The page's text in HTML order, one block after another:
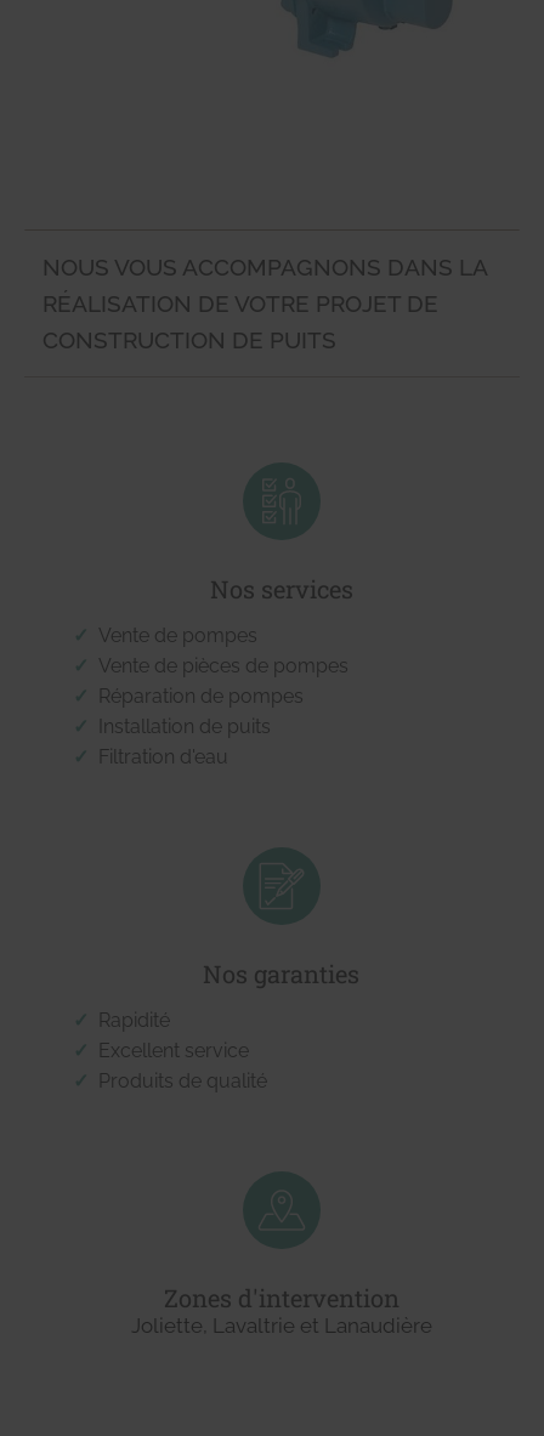
NOUS VOUS ACCOMPAGNONS DANS LA
RÉALISATION DE VOTRE PROJET DE
CONSTRUCTION DE PUITS
Nos services
Vente de pompes
Vente de pièces de pompes
Réparation de pompes
Installation de puits
Filtration d'eau
Nos garanties
Rapidité
Excellent service
Produits de qualité
Zones d'intervention
Joliette, Lavaltrie et Lanaudière